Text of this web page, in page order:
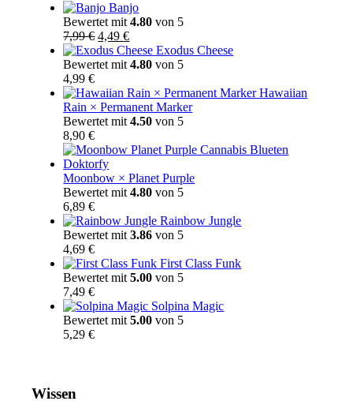
Banjo
Bewertet mit4.80 von 5
7,99€ Ursprünglicher
Preis
war:
4,49€Aktueller
Preis
ist:
Exodus Cheese
Bewertet mit4.80 von 5
4,99€
Hawaiian
Rain × Permanent Marker
Bewertet mit4.50 von 5
8,90€
Moonbow × Planet Purple
Bewertet mit4.80 von 5
6,89€
Rainbow Jungle
Bewertet mit3.86 von 5
4,69€
First Class Funk
Bewertet mit5.00 von 5
7,49€
Solpina Magic
Bewertet mit5.00 von 5
5,29€
Wissen